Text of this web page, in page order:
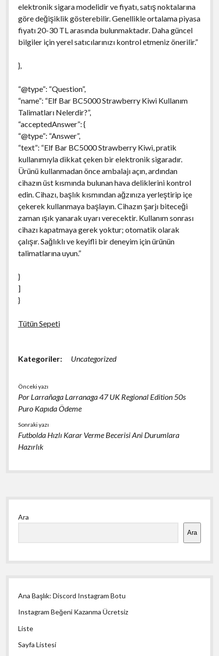
elektronik sigara modelidir ve fiyatı, satış noktalarına
göre değişiklik gösterebilir. Genellikle ortalama piyasa
fiyatı 20-30 TL arasında bulunmaktadır. Daha güncel
bilgiler için yerel satıcılarınızı kontrol etmeniz önerilir.”
},
“@type”: “Question”,
“name”: “Elf Bar BC5000 Strawberry Kiwi Kullanım
Talimatları Nelerdir?”,
“acceptedAnswer”: {
“@type”: “Answer”,
“text”: “Elf Bar BC5000 Strawberry Kiwi, pratik
kullanımıyla dikkat çeken bir elektronik sigaradır.
Ürünü kullanmadan önce ambalajı açın, ardından
cihazın üst kısmında bulunan hava deliklerini kontrol
edin. Cihazı, başlık kısmından ağzınıza yerleştirip içe
çekerek kullanmaya başlayın. Cihazın şarjı biteceği
zaman ışık yanarak uyarı verecektir. Kullanım sonrası
cihazı kapatmaya gerek yoktur; otomatik olarak
çalışır. Sağlıklı ve keyifli bir deneyim için ürünün
talimatlarına uyun.”
}
]
}
Tütün Sepeti
Kategoriler: Uncategorized
Önceki yazı
Por Larrañaga Larranaga 47 UK Regional Edition 50s
Puro Kapıda Ödeme
Sonraki yazı
Futbolda Hızlı Karar Verme Becerisi Ani Durumlara
Hazırlık
Yan
Menü
Ara
Ara
Ana Başlık: Discord Instagram Botu
Instagram Beğeni Kazanma Ücretsiz
Liste
Sayfa Listesi